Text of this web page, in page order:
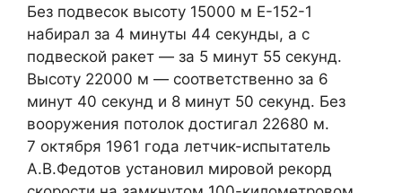
Без подвесок высоту 15000 м Е-152-1
набирал за 4 минуты 44 секунды, а с
подвеской ракет — за 5 минут 55 секунд.
Высоту 22000 м — соответственно за 6
минут 40 секунд и 8 минут 50 секунд. Без
вооружения потолок достигал 22680 м.
7 октября 1961 года летчик-испытатель
А.В.Федотов установил мировой рекорд